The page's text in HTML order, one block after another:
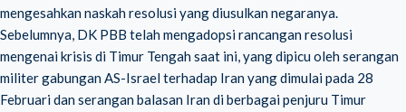
mengesahkan naskah resolusi yang diusulkan negaranya.
Sebelumnya, DK PBB telah mengadopsi rancangan resolusi
mengenai krisis di Timur Tengah saat ini, yang dipicu oleh serangan
militer gabungan AS-Israel terhadap Iran yang dimulai pada 28
Februari dan serangan balasan Iran di berbagai penjuru Timur